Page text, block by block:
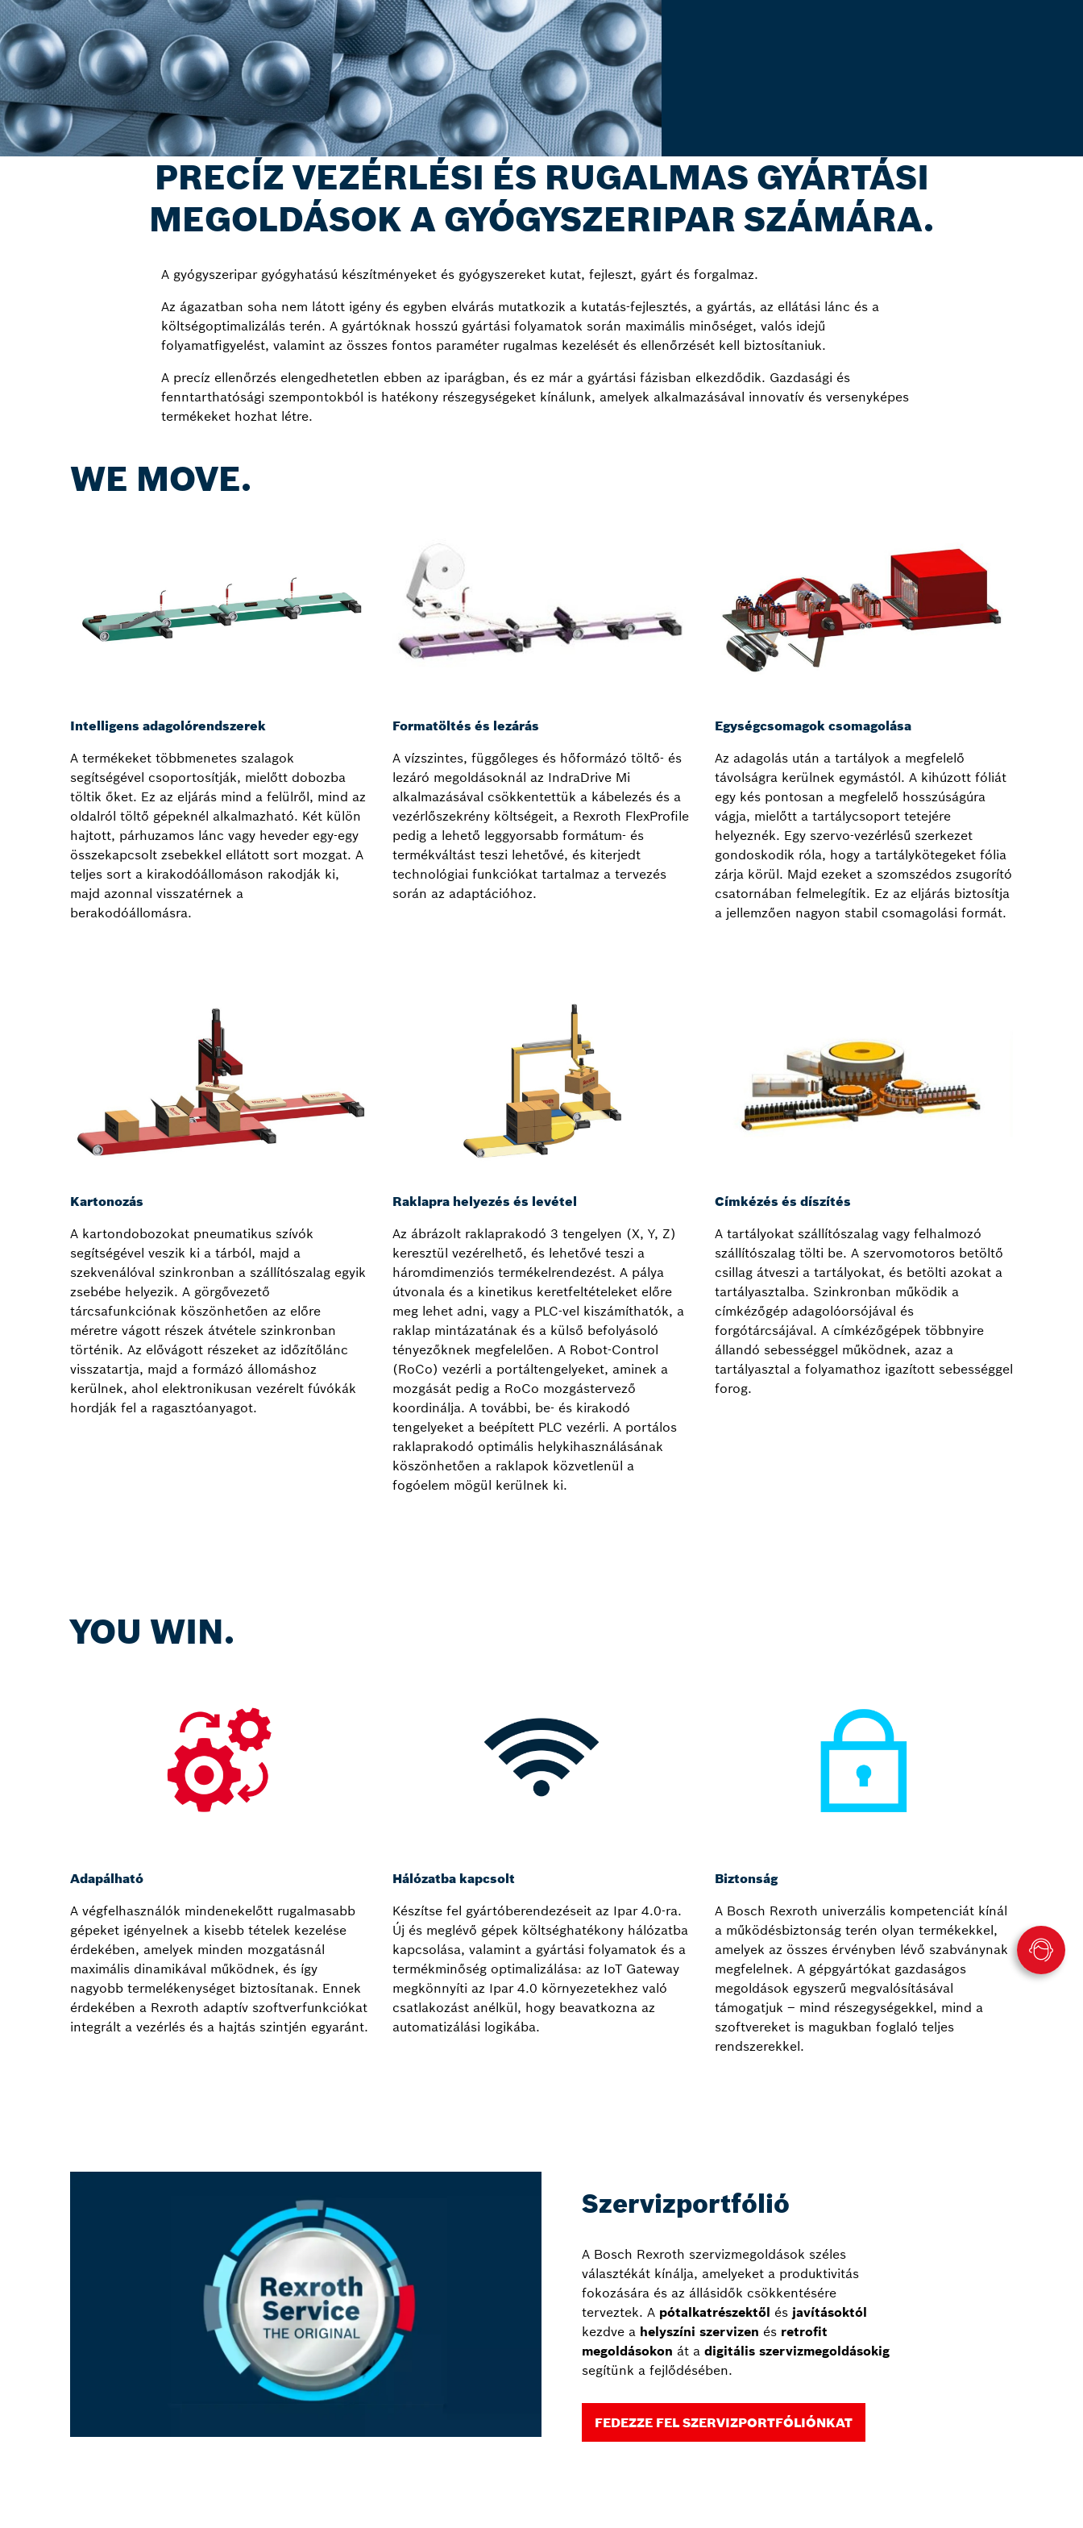
PRECÍZ VEZÉRLÉSI ÉS RUGALMAS GYÁRTÁSI
MEGOLDÁSOK A GYÓGYSZERIPAR SZÁMÁRA.
A gyógyszeripar gyógyhatású készítményeket és gyógyszereket kutat, fejleszt, gyárt és forgalmaz.
Az ágazatban soha nem látott igény és egyben elvárás mutatkozik a kutatás-fejlesztés, a gyártás, az ellátási lánc és a
költségoptimalizálás terén. A gyártóknak hosszú gyártási folyamatok során maximális minőséget, valós idejű
folyamatfigyelést, valamint az összes fontos paraméter rugalmas kezelését és ellenőrzését kell biztosítaniuk.
A precíz ellenőrzés elengedhetetlen ebben az iparágban, és ez már a gyártási fázisban elkezdődik. Gazdasági és
fenntarthatósági szempontokból is hatékony részegységeket kínálunk, amelyek alkalmazásával innovatív és versenyképes
termékeket hozhat létre.
WE MOVE.
Intelligens adagolórendszerek
A termékeket többmenetes szalagok
segítségével csoportosítják, mielőtt dobozba
töltik őket. Ez az eljárás mind a felülről, mind az
oldalról töltő gépeknél alkalmazható. Két külön
hajtott, párhuzamos lánc vagy heveder egy-egy
összekapcsolt zsebekkel ellátott sort mozgat. A
teljes sort a kirakodóállomáson rakodják ki,
majd azonnal visszatérnek a
berakodóállomásra.
Formatöltés és lezárás
A vízszintes, függőleges és hőformázó töltő- és
lezáró megoldásoknál az IndraDrive Mi
alkalmazásával csökkentettük a kábelezés és a
vezérlőszekrény költségeit, a Rexroth FlexProfile
pedig a lehető leggyorsabb formátum- és
termékváltást teszi lehetővé, és kiterjedt
technológiai funkciókat tartalmaz a tervezés
során az adaptációhoz.
Egységcsomagok csomagolása
Az adagolás után a tartályok a megfelelő
távolságra kerülnek egymástól. A kihúzott fóliát
egy kés pontosan a megfelelő hosszúságúra
vágja, mielőtt a tartálycsoport tetejére
helyeznék. Egy szervo-vezérlésű szerkezet
gondoskodik róla, hogy a tartálykötegeket fólia
zárja körül. Majd ezeket a szomszédos zsugorító
csatornában felmelegítik. Ez az eljárás biztosítja
a jellemzően nagyon stabil csomagolási formát.
Kartonozás
A kartondobozokat pneumatikus szívók
segítségével veszik ki a tárból, majd a
szekvenálóval szinkronban a szállítószalag egyik
zsebébe helyezik. A görgővezető
tárcsafunkciónak köszönhetően az előre
méretre vágott részek átvétele szinkronban
történik. Az elővágott részeket az időzítőlánc
visszatartja, majd a formázó állomáshoz
kerülnek, ahol elektronikusan vezérelt fúvókák
hordják fel a ragasztóanyagot.
Raklapra helyezés és levétel
Az ábrázolt raklaprakodó 3 tengelyen (X, Y, Z)
keresztül vezérelhető, és lehetővé teszi a
háromdimenziós termékelrendezést. A pálya
útvonala és a kinetikus keretfeltételeket előre
meg lehet adni, vagy a PLC-vel kiszámíthatók, a
raklap mintázatának és a külső befolyásoló
tényezőknek megfelelően. A Robot-Control
(RoCo) vezérli a portáltengelyeket, aminek a
mozgását pedig a RoCo mozgástervező
koordinálja. A további, be- és kirakodó
tengelyeket a beépített PLC vezérli. A portálos
raklaprakodó optimális helykihasználásának
köszönhetően a raklapok közvetlenül a
fogóelem mögül kerülnek ki.
Címkézés és díszítés
A tartályokat szállítószalag vagy felhalmozó
szállítószalag tölti be. A szervomotoros betöltő
csillag átveszi a tartályokat, és betölti azokat a
tartályasztalba. Szinkronban működik a
címkézőgép adagolóorsójával és
forgótárcsájával. A címkézőgépek többnyire
állandó sebességgel működnek, azaz a
tartályasztal a folyamathoz igazított sebességgel
forog.
YOU WIN.
Adapálható
A végfelhasználók mindenekelőtt rugalmasabb
gépeket igényelnek a kisebb tételek kezelése
érdekében, amelyek minden mozgatásnál
maximális dinamikával működnek, és így
nagyobb termelékenységet biztosítanak. Ennek
érdekében a Rexroth adaptív szoftverfunkciókat
integrált a vezérlés és a hajtás szintjén egyaránt.
Hálózatba kapcsolt
Készítse fel gyártóberendezéseit az Ipar 4.0-ra.
Új és meglévő gépek költséghatékony hálózatba
kapcsolása, valamint a gyártási folyamatok és a
termékminőség optimalizálása: az IoT Gateway
megkönnyíti az Ipar 4.0 környezetekhez való
csatlakozást anélkül, hogy beavatkozna az
automatizálási logikába.
Biztonság
A Bosch Rexroth univerzális kompetenciát kínál
a működésbiztonság terén olyan termékekkel,
amelyek az összes érvényben lévő szabványnak
megfelelnek. A gépgyártókat gazdaságos
megoldások egyszerű megvalósításával
támogatjuk – mind részegységekkel, mind a
szoftvereket is magukban foglaló teljes
rendszerekkel.
Szervizportfólió
A Bosch Rexroth szervizmegoldások széles
választékát kínálja, amelyeket a produktivitás
fokozására és az állásidők csökkentésére
terveztek. A pótalkatrészektől és javításoktól
kezdve a helyszíni szervizen és retrofit
megoldásokon át a digitális szervizmegoldásokig
segítünk a fejlődésében.
FEDEZZE FEL SZERVIZPORTFÓLIÓNKAT